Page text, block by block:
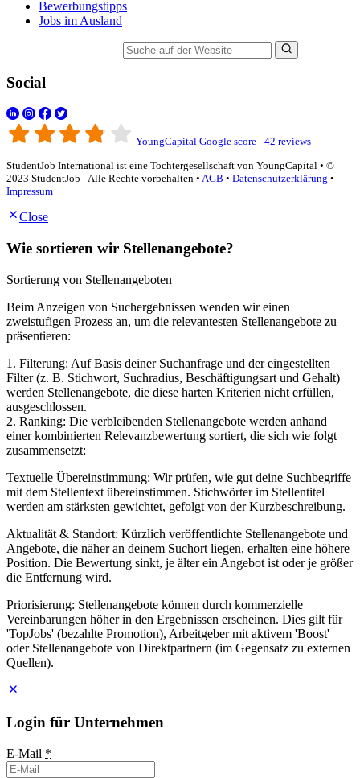
Bewerbungstipps
Jobs im Ausland
Social
YoungCapital Google score - 42 reviews
StudentJob International ist eine Tochtergesellschaft von YoungCapital • ©
2023 StudentJob - Alle Rechte vorbehalten • AGB • Datenschutzerklärung •
Impressum
Close
Wie sortieren wir Stellenangebote?
Sortierung von Stellenangeboten
Beim Anzeigen von Suchergebnissen wenden wir einen
zweistufigen Prozess an, um die relevantesten Stellenangebote zu
präsentieren:
1. Filterung: Auf Basis deiner Suchanfrage und der eingestellten
Filter (z. B. Stichwort, Suchradius, Beschäftigungsart und Gehalt)
werden Stellenangebote, die diese harten Kriterien nicht erfüllen,
ausgeschlossen.
2. Ranking: Die verbleibenden Stellenangebote werden anhand
einer kombinierten Relevanzbewertung sortiert, die sich wie folgt
zusammensetzt:
Textuelle Übereinstimmung: Wir prüfen, wie gut deine Suchbegriffe
mit dem Stellentext übereinstimmen. Stichwörter im Stellentitel
werden am stärksten gewichtet, gefolgt von der Kurzbeschreibung.
Aktualität & Standort: Kürzlich veröffentlichte Stellenangebote und
Angebote, die näher an deinem Suchort liegen, erhalten eine höhere
Position. Die Bewertung sinkt, je älter ein Angebot ist oder je größer
die Entfernung wird.
Priorisierung: Stellenangebote können durch kommerzielle
Vereinbarungen höher in den Ergebnissen erscheinen. Dies gilt für
'TopJobs' (bezahlte Promotion), Arbeitgeber mit aktivem 'Boost'
oder Stellenangebote von Direktpartnern (im Gegensatz zu externen
Quellen).
Login für Unternehmen
E-Mail *